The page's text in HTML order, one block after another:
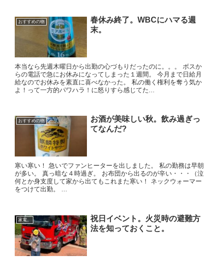
おすすめの物
春休み終了。WBCにハマる週
末。
本当なら先週木曜日から出勤の心づもりだったのに。。。 ボスか
らの電話で急にお休みになってしまった１週間。 今月まで日給月
給なのでお休みを素直に喜べなかった。 私の働く権利を奪う気か
よ！って一方的パワハラ！に怒りすら感じてた...
おすすめの物
お酒が美味しい秋。飲み過ぎっ
てなんだ?
寒い寒い！ 急いでファンヒーターを出しました。 私の勤務は早朝
が多い。 真っ暗な４時過ぎ。 お布団から出るのが辛い・・・（泣
何とか身支度して家から出てもこれまた寒い！ ネックウォーマー
をつけて出勤。 ...
家電。
祝日イベント。火災時の避難方
法を知っておくこと。